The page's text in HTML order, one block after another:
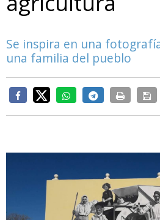
Se inspira en una
una familia del pueblo